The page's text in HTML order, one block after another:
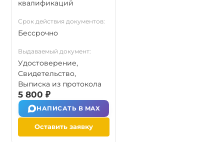
квалификаций
Срок действия документов:
Бессрочно
Выдаваемый документ:
Удостоверение,
Свидетельство,
Выписка из протокола
5 800 ₽
НАПИСАТЬ В MAX
Оставить заявку